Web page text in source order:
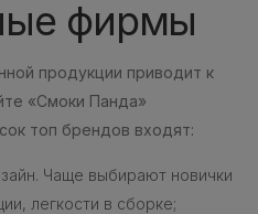
фирмы
продукции приводит к
«Смоки Панда»
топ брендов входят:
Чаще выбирают новички
легкости в сборке;